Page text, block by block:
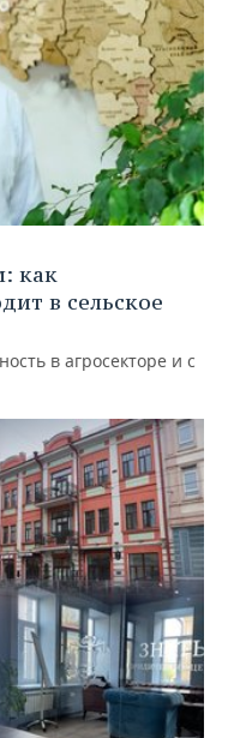
как
в сельское
в агросекторе и с